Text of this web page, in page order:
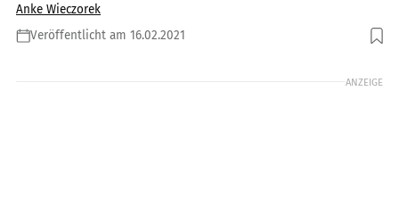
Anke Wieczorek
Veröffentlicht am 16.02.2021
Foto: Dino Eisele
ANZEIGE